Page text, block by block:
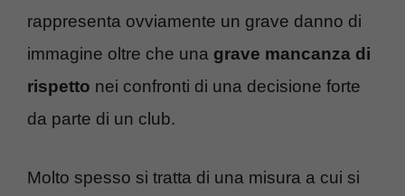
rappresenta ovviamente un grave danno di
immagine oltre che una grave mancanza di
rispetto nei confronti di una decisione forte
da parte di un club.
Molto spesso si tratta di una misura a cui si